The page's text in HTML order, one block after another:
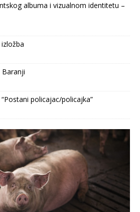
albuma i vizualnom identitetu –
policajac/policajka”